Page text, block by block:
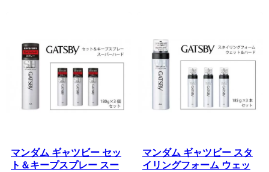
マンダム ギャツビー セッ
ト＆キープスプレー スー
マンダム ギャツビー スタ
イリングフォーム ウェッ